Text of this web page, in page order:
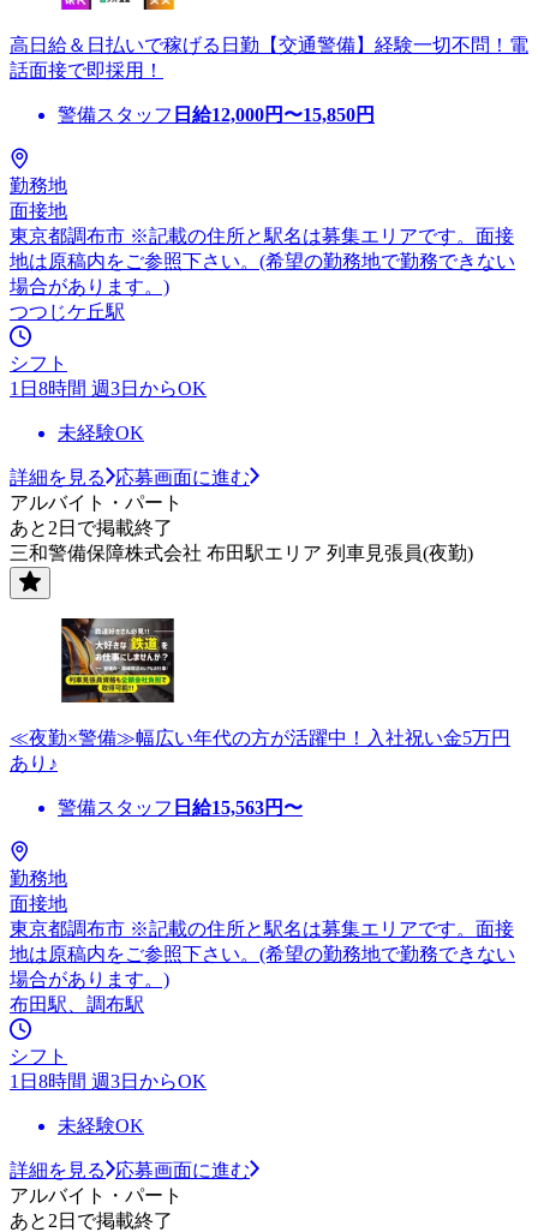
高日給＆日払いで稼げる日勤【交通警備】経験一切不問！電
話面接で即採用！
警備スタッフ 日給12,000円〜15,850円
勤務地
面接地
東京都調布市 ※記載の住所と駅名は募集エリアです。面接
地は原稿内をご参照下さい。(希望の勤務地で勤務できない
場合があります。)
つつじケ丘駅
シフト
1日8時間 週3日からOK
未経験OK
詳細を見る
応募画面に進む
アルバイト・パート
あと2日で掲載終了
三和警備保障株式会社 布田駅エリア 列車見張員(夜勤)
≪夜勤×警備≫幅広い年代の方が活躍中！入社祝い金5万円
あり♪
警備スタッフ 日給15,563円〜
勤務地
面接地
東京都調布市 ※記載の住所と駅名は募集エリアです。面接
地は原稿内をご参照下さい。(希望の勤務地で勤務できない
場合があります。)
布田駅、調布駅
シフト
1日8時間 週3日からOK
未経験OK
詳細を見る
応募画面に進む
アルバイト・パート
あと2日で掲載終了